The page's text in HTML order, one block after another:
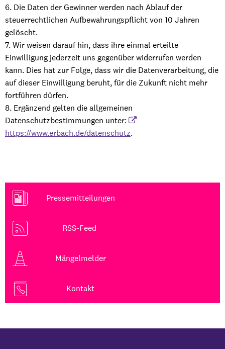
6. Die Daten der Gewinner werden nach Ablauf der
steuerrechtlichen Aufbewahrungspflicht von 10 Jahren
gelöscht.
7. Wir weisen darauf hin, dass ihre einmal erteilte
Einwilligung jederzeit uns gegenüber widerrufen werden
kann. Dies hat zur Folge, dass wir die Datenverarbeitung, die
auf dieser Einwilligung beruht, für die Zukunft nicht mehr
fortführen dürfen.
8. Ergänzend gelten die allgemeinen
Datenschutzbestimmungen unter:
https://www.erbach.de/datenschutz.
Pressemitteilungen
RSS-Feed
Mängelmelder
Kontakt